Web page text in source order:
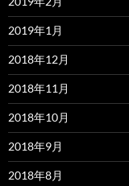
2019年1月
2018年12月
2018年11月
2018年10月
2018年9月
2018年8月